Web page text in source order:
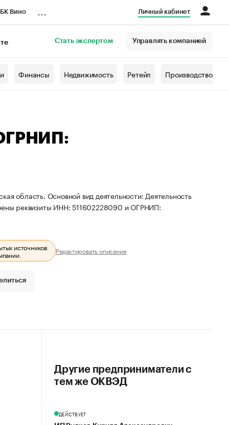
Вино Личный кабинет
Стать экспертом Управлять компанией
Финансы Недвижимость Ретейл Производство
область. Основной вид деятельности: Деятельность
реквизиты ИНН: 511602228090 и ОГРНИП:
источников.
Редактировать описание
Другие предприниматели с
тем же ОКВЭД
ДЕЙСТВУЕТ